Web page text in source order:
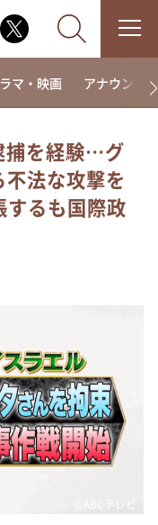
すとものいたっ
でやねん！？」
する？～
タ
マ・映画 アナウンサー
捕を経験…グ
法な攻撃を
るも国際政
©ABCテレビ